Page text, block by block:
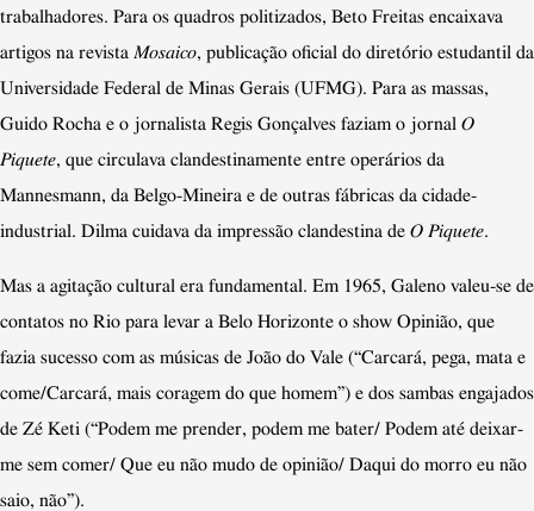
trabalhadores. Para os quadros politizados, Beto Freitas encaixava
artigos na revista Mosaico, publicação oficial do diretório estudantil da
Universidade Federal de Minas Gerais (UFMG). Para as massas,
Guido Rocha e o jornalista Regis Gonçalves faziam o jornal O
Piquete, que circulava clandestinamente entre operários da
Mannesmann, da Belgo-Mineira e de outras fábricas da cidade-
industrial. Dilma cuidava da impressão clandestina de O Piquete.
Mas a agitação cultural era fundamental. Em 1965, Galeno valeu-se de
contatos no Rio para levar a Belo Horizonte o show Opinião, que
fazia sucesso com as músicas de João do Vale (“Carcará, pega, mata e
come/Carcará, mais coragem do que homem”) e dos sambas engajados
de Zé Keti (“Podem me prender, podem me bater/ Podem até deixar-
me sem comer/ Que eu não mudo de opinião/ Daqui do morro eu não
saio, não”).